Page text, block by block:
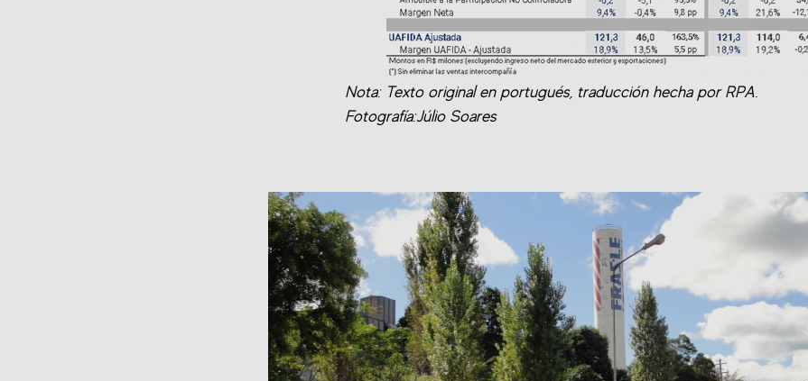
Nota: Texto original en portugués, traducción hecha por RPA.
Fotografía:Júlio Soares